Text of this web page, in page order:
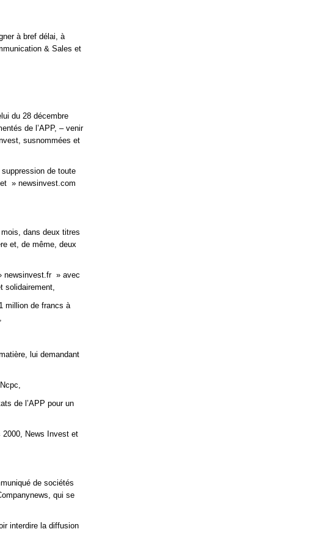
à bref délai, à
& Sales et
du 28 décembre
de l’APP, – venir
susnommées et
de toute
» newsinvest.com
dans deux titres
et, de même, deux
newsinvest.fr » avec
solidairement,
million de francs à
lui demandant
de l’APP pour un
2000, News Invest et
de sociétés
qui se
interdire la diffusion